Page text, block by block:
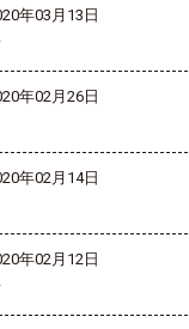
年03月13日
年02月26日
年02月14日
年02月12日